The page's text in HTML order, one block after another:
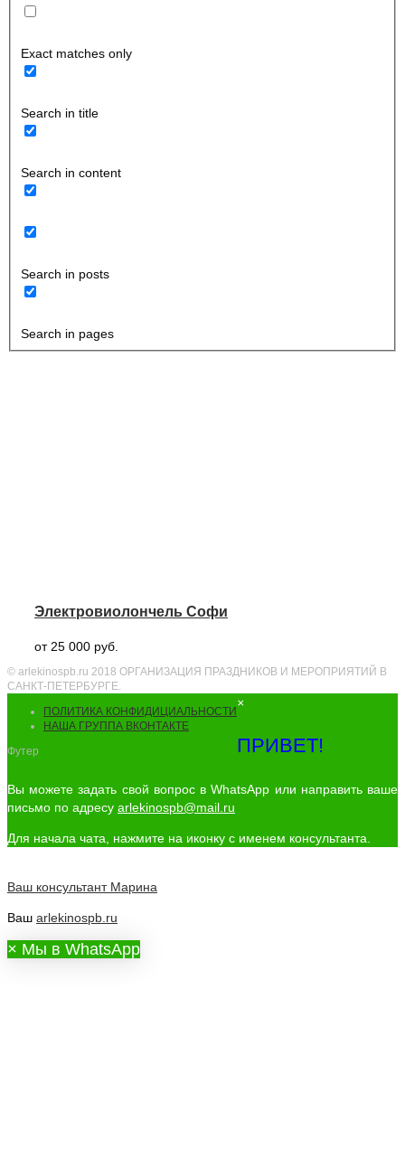
Exact matches only
Search in title
Search in content
Search in posts
Search in pages
Электровиолончель Софи
от 25 000 руб.
© arlekinospb.ru 2018 ОРГАНИЗАЦИЯ ПРАЗДНИКОВ И МЕРОПРИЯТИЙ В
САНКТ-ПЕТЕРБУРГЕ.
ПОЛИТИКА КОНФИДИЦИАЛЬНОСТИ
НАША ГРУППА ВКОНТАКТЕ
Футер
×
ПРИВЕТ!
Вы можете задать свой вопрос в WhatsApp или направить ваше
письмо по адресу arlekinospb@mail.ru
Для начала чата, нажмите на иконку с именем консультанта.
Ваш консультант Марина
Ваш arlekinospb.ru
× Мы в WhatsApp